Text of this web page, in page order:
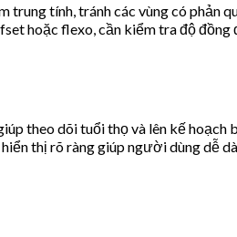
tính, tránh các vùng có phản
hoặc flexo, cần kiểm tra độ
theo dõi tuổi thọ và lên kế hoạch
thị rõ ràng giúp người dùng dễ